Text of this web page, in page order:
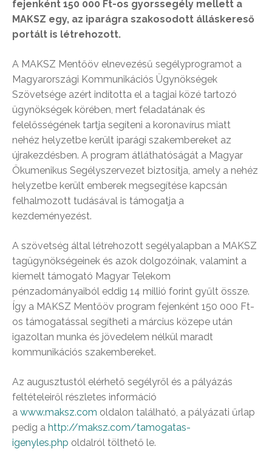
fejenként 150 000 Ft-os gyorssegély mellett a
MAKSZ egy, az iparágra szakosodott álláskereső
portált is létrehozott.
A MAKSZ Mentőöv elnevezésű segélyprogramot a
Magyarországi Kommunikációs Ügynökségek
Szövetsége azért indította el a tagjai közé tartozó
ügynökségek körében, mert feladatának és
felelősségének tartja segíteni a koronavírus miatt
nehéz helyzetbe került iparági szakembereket az
újrakezdésben. A program átláthatóságát a Magyar
Ökumenikus Segélyszervezet biztosítja, amely a nehéz
helyzetbe került emberek megsegítése kapcsán
felhalmozott tudásával is támogatja a
kezdeményezést.
A szövetség által létrehozott segélyalapban a MAKSZ
tagügynökségeinek és azok dolgozóinak, valamint a
kiemelt támogató Magyar Telekom
pénzadományaiból eddig 14 millió forint gyűlt össze.
Így a MAKSZ Mentőöv program fejenként 150 000 Ft-
os támogatással segítheti a március közepe után
igazoltan munka és jövedelem nélkül maradt
kommunikációs szakembereket.
Az augusztustól elérhető segélyről és a pályázás
feltételeiről részletes információ
a www.maksz.com oldalon található, a pályázati űrlap
pedig a http://maksz.com/tamogatas-
igenyles.php oldalról tölthető le.